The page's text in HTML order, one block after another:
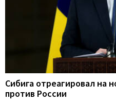
Сибига отреагировал на
против России